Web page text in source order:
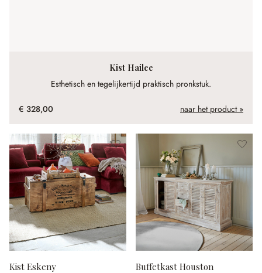
Kist Hailee
Esthetisch en tegelijkertijd praktisch pronkstuk.
€ 328,00 naar het product »
Kist Eskeny Buffetkast Houston